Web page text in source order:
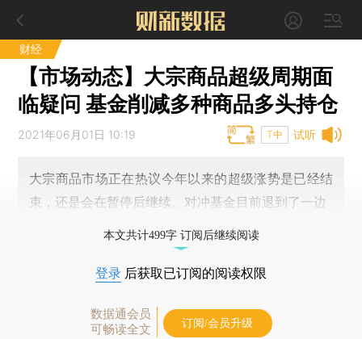
财经
【市场动态】大宗商品超级周期面
临疑问 基金削减多种商品多头持仓
试听
2021年06月01日 10:19 T中
大宗商品市场正在热议今年以来的超级涨势是已经结
束，还是会在暂停后继续。对冲基金目前退到了一边
本文共计499字 订阅后继续阅读
登录 后获取已订阅的阅读权限
数据通会员
可畅读全文
订阅/会员升级